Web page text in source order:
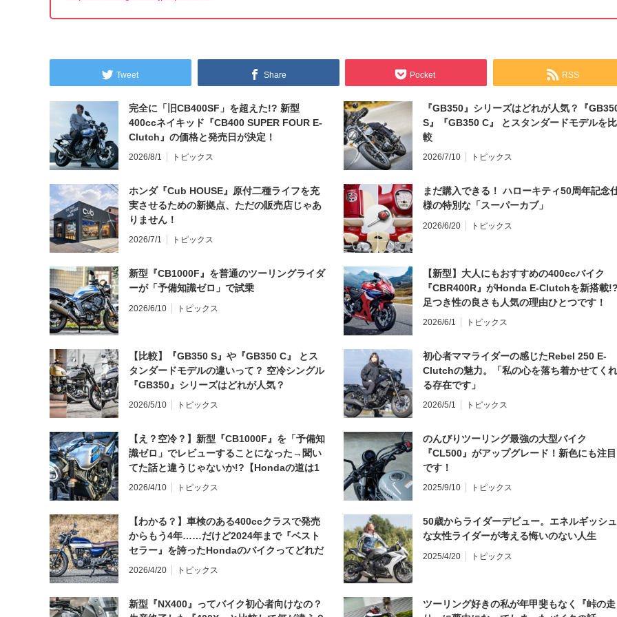
Tweet Share Pocket RSS
完全に「旧CB400SF」を超えた!? 新型
400ccネイキッド『CB400 SUPER FOUR E-
Clutch』の価格と発売日が決定！
2026/8/1 トピックス
『GB350』シリーズはどれが人気？『
S』『GB350 C』 とスタンダードモデルを比
較
2026/7/10 トピックス
ホンダ『Cub HOUSE』原付二種ライフを充
実させるための新拠点、ただの販売店じゃあ
りません！
2026/7/1 トピックス
まだ購入できる！ ハローキティ50周年記念
様の特別な「スーパーカブ」
2026/6/20 トピックス
新型『CB1000F』を普通のツーリングライダ
ーが「予備知識ゼロ」で試乗
2026/6/10 トピックス
【新型】大人にもおすすめの400ccバイク
『CBR400R』がHonda E-Clutchを新搭載!?
足つき性の良さも人気の理由ひとつです！
2026/6/1 トピックス
【比較】『GB350 S』や『GB350 C』 とス
タンダードモデルの違いって？ 空冷シングル
『GB350』シリーズはどれが人気？
2026/5/10 トピックス
初心者ママライダーの感じたRebel 250 E-
Clutchの魅力。「私の心を落ち着かせてくれ
る存在です」
2026/5/1 トピックス
【え？空冷？】新型『CB1000F』を「予備知
識ゼロ」でレビューすることになった→聞い
てた話と違うじゃないか!?【Hondaの道は1
日にしてならず／CB1000F ①第一印象 編】
2026/4/10 トピックス
のんびりツーリング最強の大型バイク
『CL500』がアップグレード！新色にも注目
です！
2025/9/10 トピックス
【わかる？】車検のある400ccクラスで発売
からもう4年……だけど2024年まで『ベスト
セラー』を誇ったHondaのバイクってどれだ
と思う？
2026/4/20 トピックス
50歳からライダーデビュー。エネルギッシュ
な女性ライダーが考える悔いのない人生
2025/4/20 トピックス
新型『NX400』ってバイク初心者向けなの？
ツーリング好きの私が年甲斐もなく『峠の走